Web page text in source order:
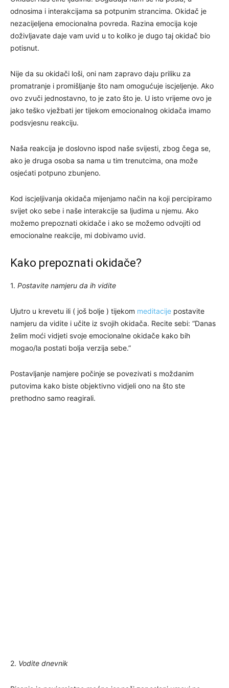
odnosima i interakcijama sa potpunim strancima. Okidač je
nezacijeljena emocionalna povreda. Razina emocija koje
doživljavate daje vam uvid u to koliko je dugo taj okidač bio
potisnut.
Nije da su okidači loši, oni nam zapravo daju priliku za
promatranje i promišljanje što nam omogućuje iscjeljenje. Ako
ovo zvuči jednostavno, to je zato što je. U isto vrijeme ovo je
jako teško vježbati jer tijekom emocionalnog okidača imamo
podsvjesnu reakciju.
Naša reakcija je doslovno ispod naše svijesti, zbog čega se,
ako je druga osoba sa nama u tim trenutcima, ona može
osjećati potpuno zbunjeno.
Kod iscjeljivanja okidača mijenjamo način na koji percipiramo
svijet oko sebe i naše interakcije sa ljudima u njemu. Ako
možemo prepoznati okidače i ako se možemo odvojiti od
emocionalne reakcije, mi dobivamo uvid.
Kako prepoznati okidače?
1. Postavite namjeru da ih vidite
Ujutro u krevetu ili ( još bolje ) tijekom meditacije postavite
namjeru da vidite i učite iz svojih okidača. Recite sebi: “Danas
želim moći vidjeti svoje emocionalne okidače kako bih
mogao/la postati bolja verzija sebe.”
Postavljanje namjere počinje se povezivati s moždanim
putovima kako biste objektivno vidjeli ono na što ste
prethodno samo reagirali.
2. Vodite dnevnik